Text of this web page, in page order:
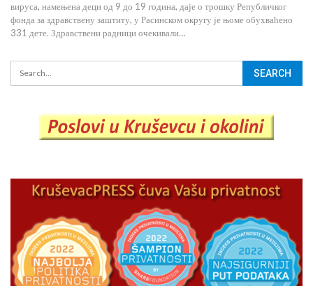
вируса, намењена деци од 9 до 19 година, даје о трошку Републичког
фонда за здравствену заштиту, у Расинском округу је њоме обухваћено
331 дете. Здравствени радници очекивали…